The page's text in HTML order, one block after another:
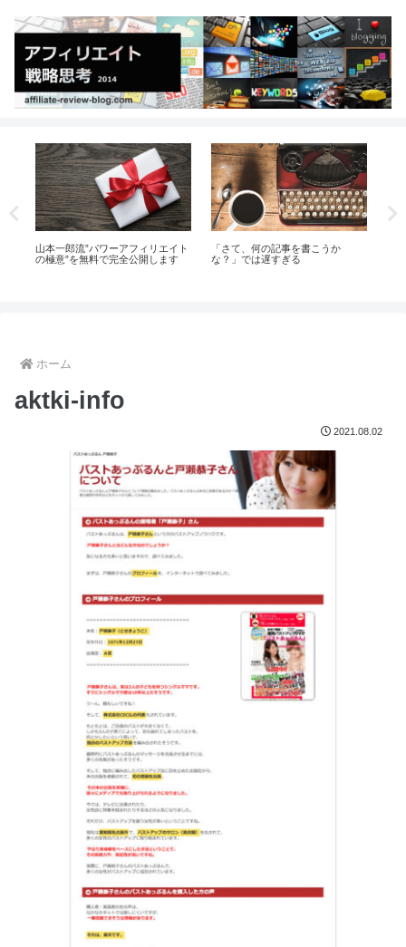
山本一郎流”パワーアフィリエイト
の極意”を無料で完全公開します
「さて、何の記事を書こうか
な？」では遅すぎる
ホーム
aktki-info
2021.08.02